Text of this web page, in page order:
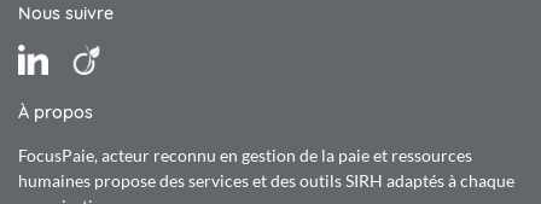
À propos
FocusPaie, acteur reconnu en gestion de la paie et ressources
humaines propose des services et des outils SIRH adaptés à chaque
Nous suivre
LinkedIn